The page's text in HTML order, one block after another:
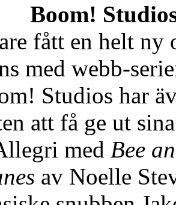
Boom!
fått en helt ny
med webb-
Studios har
att få ge ut
med Bee
av Noelle